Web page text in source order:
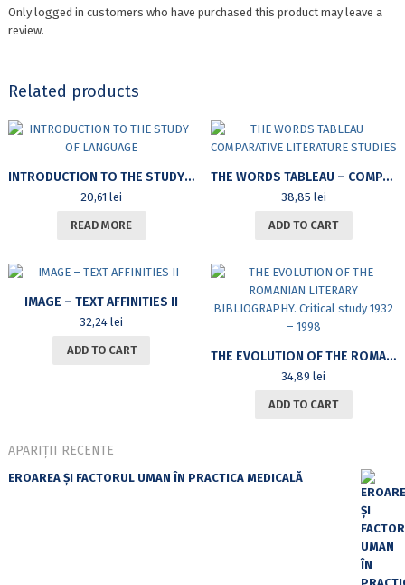
Edition,
revised
Only logged in customers who have purchased this product may leave a
review.
Related products
INTRODUCTION TO THE STUDY OF LANGUAGE
20,61lei
READ MORE
THE WORDS TABLEAU – COMPARATIVE LITERATURE STUDIES
38,85 lei
ADD TO CART
IMAGE – TEXT AFFINITIES II
32,24lei
ADD TO CART THE EVOLUTION OF THE ROMANIAN LITERARY BIBLIOGRAPHY. CRITICAL STUDY 1932 – 1998
34,89lei
ADD TO CART
APARIȚII RECENTE
EROAREA ȘI FACTORUL UMAN ÎN PRACTICA MEDICALĂ